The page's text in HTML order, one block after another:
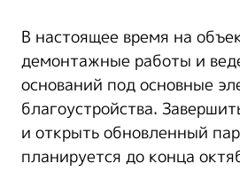
В настоящее время на
демонтажные работы и
оснований под основные
благоустройства.
и открыть обновленный
планируется до конца